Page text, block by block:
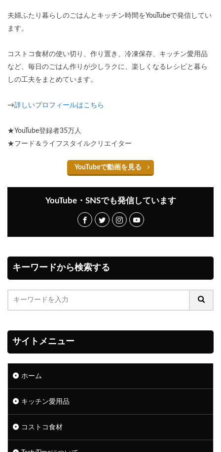
夫婦ふたり暮らしのごはんとキッチン時間をYouTubeで発信してい
ます。
コストコ食材の使い切り、作り置き、冷凍保存、キッチン愛用品
など、毎日のごはん作りが少しラクに、楽しくなるレシピと暮ら
しの工夫をまとめています。
→詳しいプロフィールはこちら
★YouTube登録者35万人
★フード＆ライフスタイルクリエイター
YouTubeで動画を見る
YouTube・SNSでも発信しています
キーワードから検索する
サイトメニュー
ホーム
キッチン愛用品
コストコ食材